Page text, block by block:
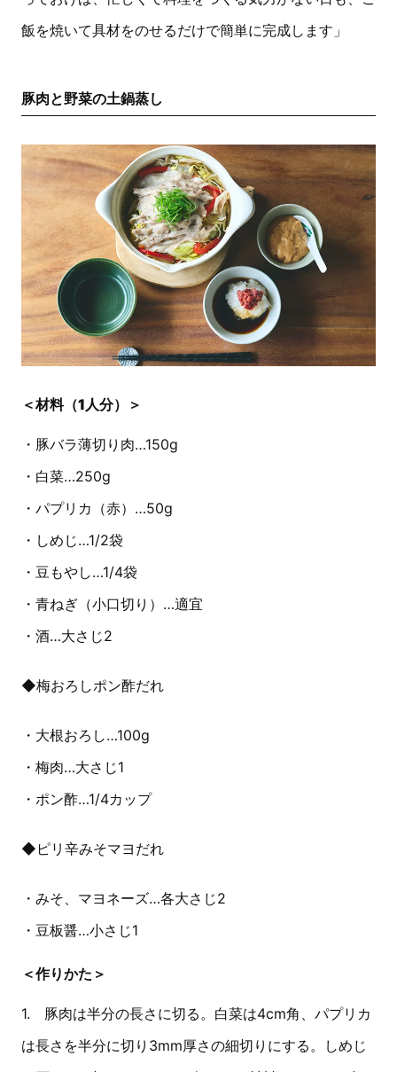
飯を焼いて具材をのせるだけで簡単に完成します」
豚肉と野菜の土鍋蒸し
＜材料（1人分）＞
・豚バラ薄切り肉…150g
・白菜…250g
・パプリカ（赤）…50g
・しめじ…1/2袋
・豆もやし…1/4袋
・青ねぎ（小口切り）…適宜
・酒…大さじ2
◆梅おろしポン酢だれ
・大根おろし…100g
・梅肉…大さじ1
・ポン酢…1/4カップ
◆ピリ辛みそマヨだれ
・みそ、マヨネーズ…各大さじ2
・豆板醤…小さじ1
＜作りかた＞
1. 豚肉は半分の長さに切る。白菜は4cm角、パプリカ
は長さを半分に切り3mm厚さの細切りにする。しめじ